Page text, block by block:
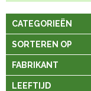
CATEGORIEËN
SORTEREN OP
FABRIKANT
LEEFTIJD